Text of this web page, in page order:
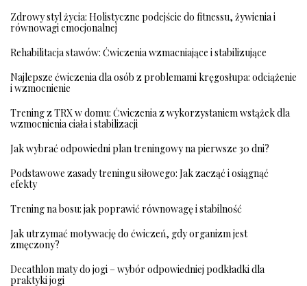
Zdrowy styl życia: Holistyczne podejście do fitnessu, żywienia i
równowagi emocjonalnej
Rehabilitacja stawów: Ćwiczenia wzmacniające i stabilizujące
Najlepsze ćwiczenia dla osób z problemami kręgosłupa: odciążenie
i wzmocnienie
Trening z TRX w domu: Ćwiczenia z wykorzystaniem wstążek dla
wzmocnienia ciała i stabilizacji
Jak wybrać odpowiedni plan treningowy na pierwsze 30 dni?
Podstawowe zasady treningu siłowego: Jak zacząć i osiągnąć
efekty
Trening na bosu: jak poprawić równowagę i stabilność
Jak utrzymać motywację do ćwiczeń, gdy organizm jest
zmęczony?
Decathlon maty do jogi – wybór odpowiedniej podkładki dla
praktyki jogi